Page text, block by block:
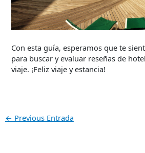
Con esta guía, esperamos que te
para buscar y evaluar reseñas de
viaje. ¡Feliz viaje y estancia!
← Previous Entrada